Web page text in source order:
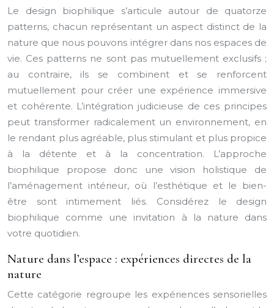
Le design biophilique s’articule autour de quatorze
patterns, chacun représentant un aspect distinct de la
nature que nous pouvons intégrer dans nos espaces de
vie. Ces patterns ne sont pas mutuellement exclusifs ;
au contraire, ils se combinent et se renforcent
mutuellement pour créer une expérience immersive
et cohérente. L’intégration judicieuse de ces principes
peut transformer radicalement un environnement, en
le rendant plus agréable, plus stimulant et plus propice
à la détente et à la concentration. L’approche
biophilique propose donc une vision holistique de
l’aménagement intérieur, où l’esthétique et le bien-
être sont intimement liés. Considérez le design
biophilique comme une invitation à la nature dans
votre quotidien.
Nature dans l’espace : expériences directes de la
nature
Cette catégorie regroupe les expériences sensorielles